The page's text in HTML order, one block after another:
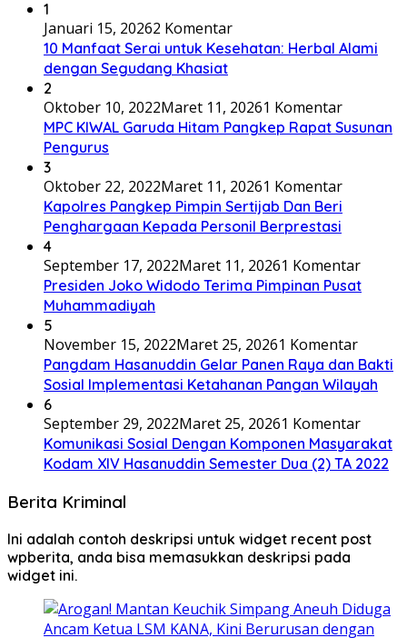
1
Januari 15, 20262 Komentar
10 Manfaat Serai untuk Kesehatan: Herbal Alami
dengan Segudang Khasiat
2
Oktober 10, 2022Maret 11, 20261 Komentar
MPC KIWAL Garuda Hitam Pangkep Rapat Susunan
Pengurus
3
Oktober 22, 2022Maret 11, 20261 Komentar
Kapolres Pangkep Pimpin Sertijab Dan Beri
Penghargaan Kepada Personil Berprestasi
4
September 17, 2022Maret 11, 20261 Komentar
Presiden Joko Widodo Terima Pimpinan Pusat
Muhammadiyah
5
November 15, 2022Maret 25, 20261 Komentar
Pangdam Hasanuddin Gelar Panen Raya dan Bakti
Sosial Implementasi Ketahanan Pangan Wilayah
6
September 29, 2022Maret 25, 20261 Komentar
Komunikasi Sosial Dengan Komponen Masyarakat
Kodam XIV Hasanuddin Semester Dua (2) TA 2022
Berita Kriminal
Ini adalah contoh deskripsi untuk widget recent post
wpberita, anda bisa memasukkan deskripsi pada
widget ini.